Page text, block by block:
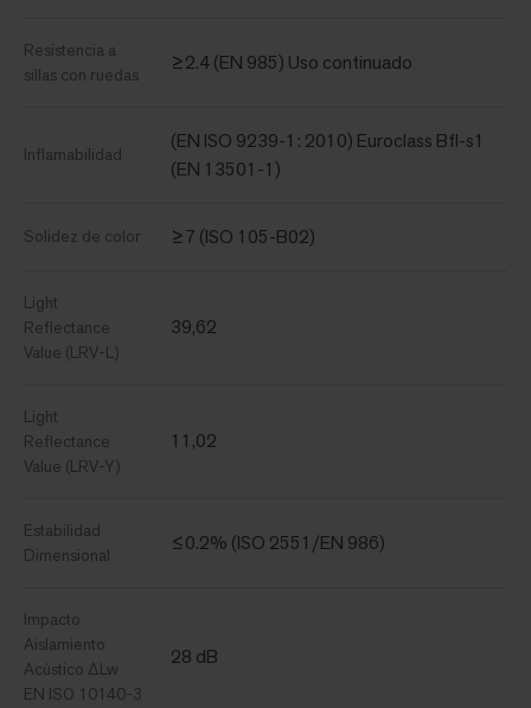
Resistencia a
sillas con ruedas
≥2.4 (EN 985) Uso continuado
Inflamabilidad
(EN ISO 9239-1: 2010) Euroclass Bfl-s1
(EN 13501-1)
Solidez de color ≥7 (ISO 105-B02)
Light
Reflectance
Value (LRV-L)
39,62
Light
Reflectance
Value (LRV-Y)
11,02
Estabilidad
Dimensional
≤0.2% (ISO 2551/EN 986)
Impacto
Aislamiento
Acústico ΔLw
EN ISO 10140-3
28 dB